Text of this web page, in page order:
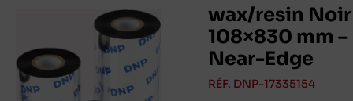
wax/resin Noir
108×830 mm –
Near-Edge
RÉF. DNP-17335154